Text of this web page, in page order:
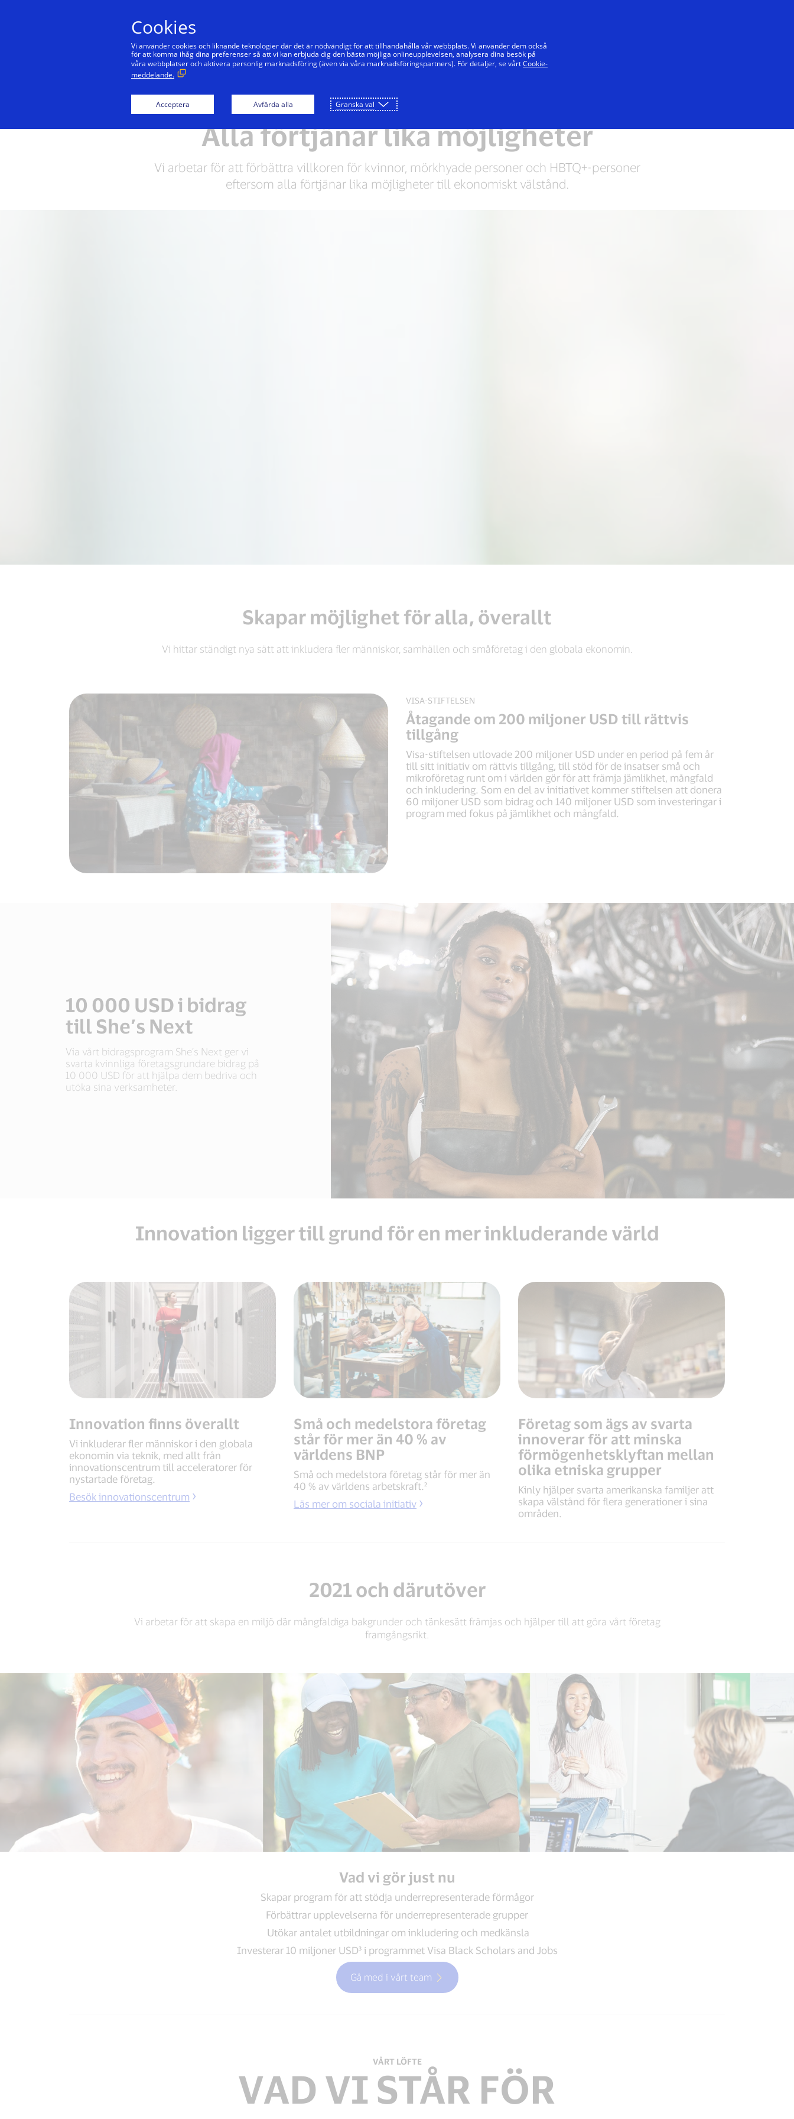
Alla förtjänar lika möjligheter
Vi arbetar för att förbättra villkoren för kvinnor, mörkhyade personer och HBTQ+-personer
eftersom alla förtjänar lika möjligheter till ekonomiskt välstånd.
Skapar möjlighet för alla, överallt
Vi hittar ständigt nya sätt att inkludera fler människor, samhällen och småföretag i den globala ekonomin.
VISA-STIFTELSEN
Åtagande om 200 miljoner USD till rättvis
tillgång
Visa-stiftelsen utlovade 200 miljoner USD under en period på fem år
till sitt initiativ om rättvis tillgång, till stöd för de insatser små och
mikroföretag runt om i världen gör för att främja jämlikhet, mångfald
och inkludering. Som en del av initiativet kommer stiftelsen att donera
60 miljoner USD som bidrag och 140 miljoner USD som investeringar i
program med fokus på jämlikhet och mångfald.
10 000 USD i bidrag
till She’s Next
Via vårt bidragsprogram She’s Next ger vi
svarta kvinnliga företagsgrundare bidrag på
10 000 USD för att hjälpa dem bedriva och
utöka sina verksamheter.
Innovation ligger till grund för en mer inkluderande värld
Innovation finns överallt
Vi inkluderar fler människor i den globala
ekonomin via teknik, med allt från
innovationscentrum till acceleratorer för
nystartade företag.
Besök innovationscentrum
Små och medelstora företag
står för mer än 40 % av
världens BNP
Små och medelstora företag står för mer än
40 % av världens arbetskraft.²
Läs mer om sociala initiativ
Företag som ägs av svarta
innoverar för att minska
förmögenhetsklyftan mellan
olika etniska grupper
Kinly hjälper svarta amerikanska familjer att
skapa välstånd för flera generationer i sina
områden.
2021 och därutöver
Vi arbetar för att skapa en miljö där mångfaldiga bakgrunder och tänkesätt främjas och hjälper till att göra vårt företag
framgångsrikt.
Vad vi gör just nu
Skapar program för att stödja underrepresenterade förmågor
Förbättrar upplevelserna för underrepresenterade grupper
Utökar antalet utbildningar om inkludering och medkänsla
Investerar 10 miljoner USD³ i programmet Visa Black Scholars and Jobs
Gå med i vårt team
VÅRT LÖFTE
VAD VI STÅR FÖR
Cookies
Vi använder cookies och liknande teknologier där det är nödvändigt för att tillhandahålla vår webbplats. Vi använder dem också
för att komma ihåg dina preferenser så att vi kan erbjuda dig den bästa möjliga onlineupplevelsen, analysera dina besök på
våra webbplatser och aktivera personlig marknadsföring (även via våra marknadsföringspartners). För detaljer, se vårtCookie-
meddelande.
Acceptera Avfärda alla Granska val